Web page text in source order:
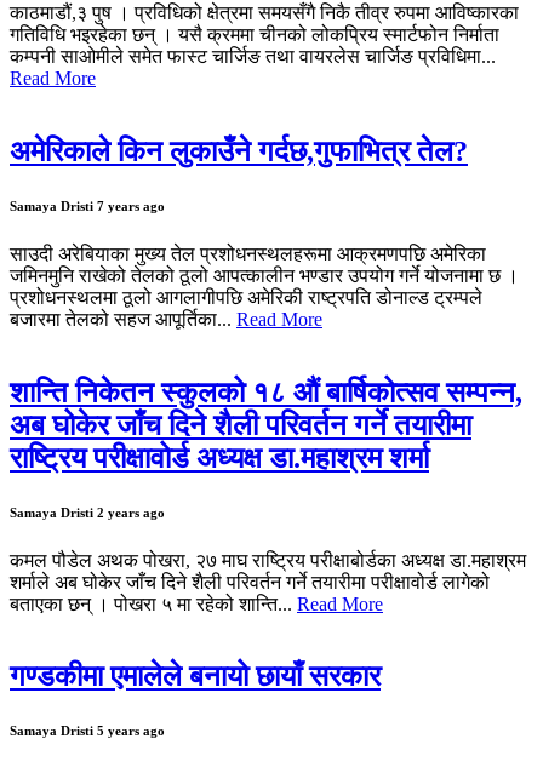
काठमाडौं,३ पुष । प्रविधिको क्षेत्रमा समयसँगै निकै तीव्र रुपमा आविष्कारका
गतिविधि भइरहेका छन् । यसै क्रममा चीनको लोकप्रिय स्मार्टफोन निर्माता
कम्पनी साओमीले समेत फास्ट चार्जिङ तथा वायरलेस चार्जिङ प्रविधिमा...
Read More
अमेरिकाले किन लुकाउँने गर्दछ,गुफाभित्र तेल?
Samaya Dristi 7 years ago
साउदी अरेबियाका मुख्य तेल प्रशोधनस्थलहरूमा आक्रमणपछि अमेरिका
जमिनमुनि राखेको तेलको ठूलो आपत्कालीन भण्डार उपयोग गर्ने योजनामा छ ।
प्रशोधनस्थलमा ठूलो आगलागीपछि अमेरिकी राष्ट्रपति डोनाल्ड ट्रम्पले
बजारमा तेलको सहज आपूर्तिका... Read More
शान्ति निकेतन स्कुलको १८ औं बार्षिकोत्सव सम्पन्न,
अब घोकेर जाँच दिने शैली परिवर्तन गर्ने तयारीमा
राष्ट्रिय परीक्षावोर्ड अध्यक्ष डा.महाश्रम शर्मा
Samaya Dristi 2 years ago
कमल पौडेल अथक पोखरा, २७ माघ राष्ट्रिय परीक्षाबोर्डका अध्यक्ष डा.महाश्रम
शर्माले अब घोकेर जाँच दिने शैली परिवर्तन गर्ने तयारीमा परीक्षावोर्ड लागेको
बताएका छन् । पोखरा ५ मा रहेको शान्ति... Read More
गण्डकीमा एमालेले बनायो छायाँ सरकार
Samaya Dristi 5 years ago